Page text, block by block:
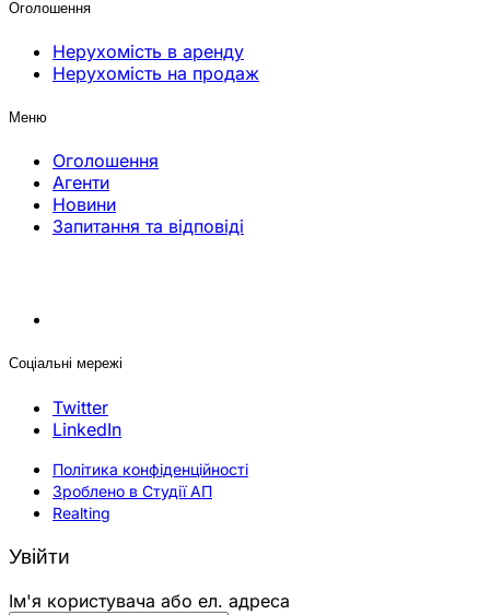
Оголошення
Нерухомість в аренду
Нерухомість на продаж
Меню
Оголошення
Агенти
Новини
Запитання та відповіді
Соціальні мережі
Twitter
LinkedIn
Політика конфіденційності
Зроблено в Студії АП
Realting
Увійти
Ім'я користувача або ел. адреса